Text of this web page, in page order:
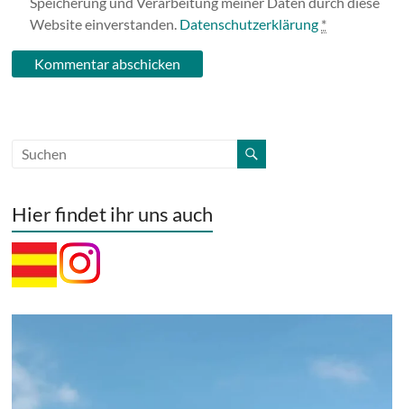
Website einverstanden. Datenschutzerklärung *
Hier findet ihr uns auch